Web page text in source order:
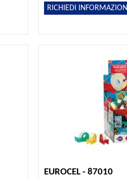
RICHIEDI INFORMAZIONI
EUROCEL - 87010